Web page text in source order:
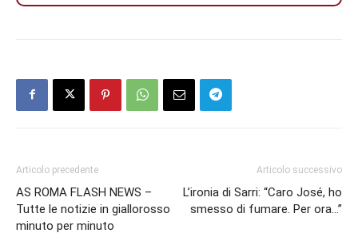
Articolo precedente
AS ROMA FLASH NEWS –
Tutte le notizie in giallorosso
minuto per minuto
Articolo successivo
L’ironia di Sarri: “Caro José, ho
smesso di fumare. Per ora…”